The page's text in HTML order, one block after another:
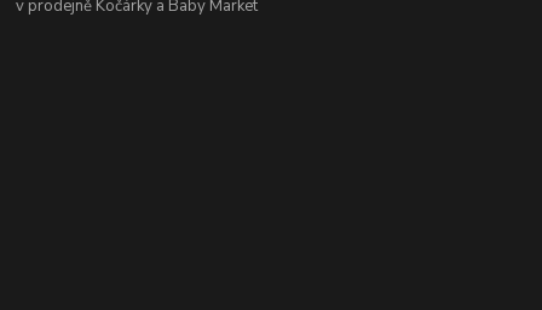
v prodejně Kočárky a Baby Market